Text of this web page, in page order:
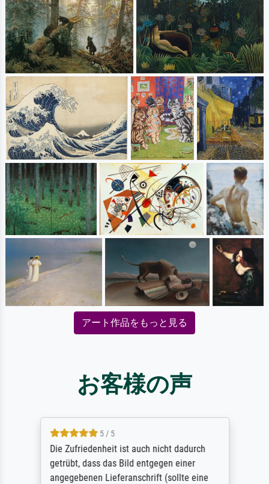
アート作品をもっと見る
お客様の声
5 / 5
Die Zufriedenheit ist auch nicht dadurch
getrübt, dass das Bild entgegen einer
angegebenen Lieferanschrift (sollte eine